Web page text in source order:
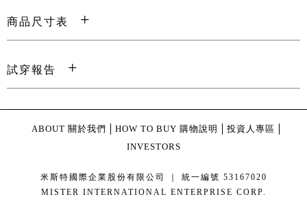
商品尺寸表
試穿報告
ABOUT 關於我們 HOW TO BUY 購物說明
投資人專區
INVESTORS
米斯特國際企業股份有限公司 ｜ 統一編號 53167020
MISTER INTERNATIONAL ENTERPRISE CORP.